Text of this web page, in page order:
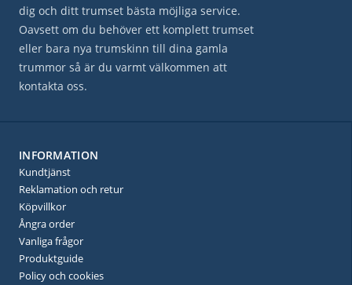
dig och ditt trumset bästa möjliga service.
Oavsett om du behöver ett komplett trumset
eller bara nya trumskinn till dina gamla
trummor så är du varmt välkommen att
kontakta oss.
INFORMATION
Kundtjänst
Reklamation och retur
Köpvillkor
Ångra order
Vanliga frågor
Produktguide
Policy och cookies